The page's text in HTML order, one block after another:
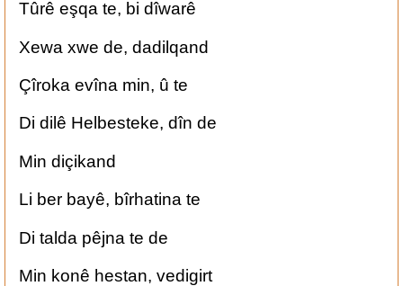
‏Tûrê eşqa te, bi dîwarê
‏Xewa xwe de, dadilqand
‏Çîroka evîna min, û te
‏Di dilê Helbesteke, dîn de
‏Min diçikand
‏Li ber bayê, bîrhatina te
‏Di talda pêjna te de
‏Min konê hestan, vedigirt